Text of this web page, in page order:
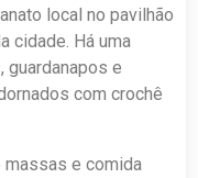
local no pavilhão
cidade. Há uma
guardanapos e
com crochê
massas e comida